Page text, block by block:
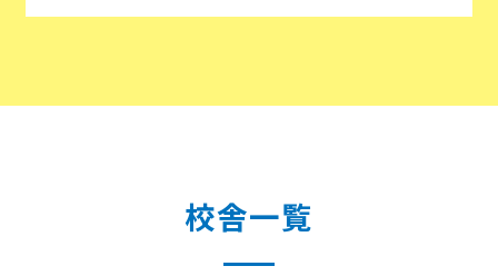
や確認のご連絡のため
校舎一覧